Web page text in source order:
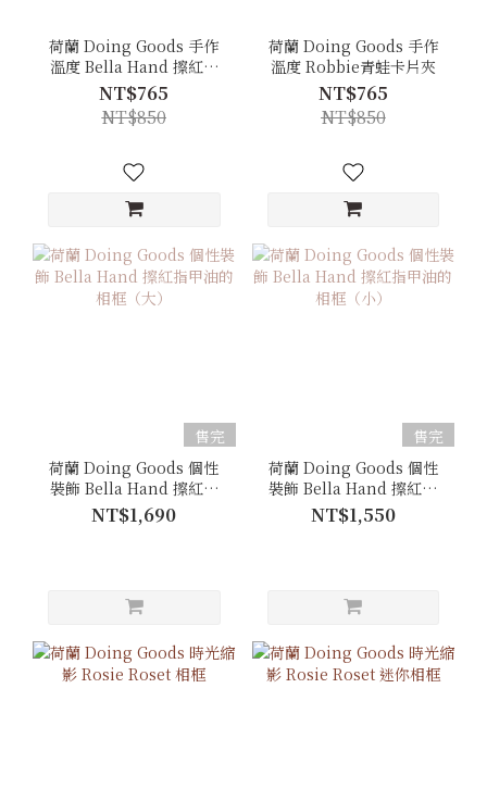
荷蘭 Doing Goods 手作
溫度 Bella Hand 擦紅指
甲油的卡片夾
NT$765
NT$850
荷蘭 Doing Goods 手作
溫度 Robbie青蛙卡片夾
NT$765
NT$850
售完
荷蘭 Doing Goods 個性
裝飾 Bella Hand 擦紅指
甲油的相框（大）
NT$1,690
售完
荷蘭 Doing Goods 個性
裝飾 Bella Hand 擦紅指
甲油的相框（小）
NT$1,550